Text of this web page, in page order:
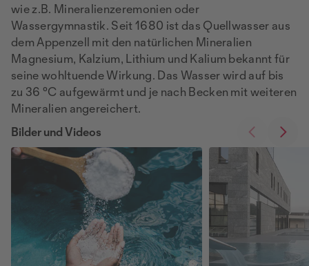
wie z.B. Mineralienzeremonien oder
Wassergymnastik. Seit 1680 ist das Quellwasser aus
dem Appenzell mit den natürlichen Mineralien
Magnesium, Kalzium, Lithium und Kalium bekannt für
seine wohltuende Wirkung. Das Wasser wird auf bis
zu 36 °C aufgewärmt und je nach Becken mit weiteren
Mineralien angereichert.
Bilder und Videos